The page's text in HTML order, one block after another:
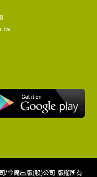
/今周出版(股)公司 版權所有